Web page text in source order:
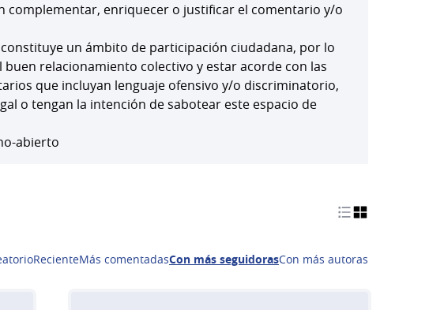
complementar, enriquecer o justificar el comentario y/o
un ámbito de participación ciudadana, por lo
relacionamiento colectivo y estar acorde con las
que incluyan lenguaje ofensivo y/o discriminatorio,
o tengan la intención de sabotear este espacio de
abierto
RecienteMás comentadasCon más seguidorasCon más autoras